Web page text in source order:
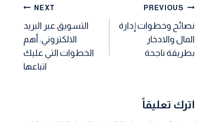
تصفّح
المقالات
PREVIOUS
نصائح وخطوات إدارة
المال والادخار
بطريقة ناجحة
NEXT
التسويق عبر البريد
الالكتروني: أهم
الخطوات التي عليك
اتباعها
اترك تعليقاً